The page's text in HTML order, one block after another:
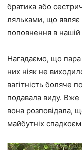
братика або
ляльками, що
поповнення в нашій
Нагадаємо, що пара
них ніяк не
вагітність боляче
подавала виду. Вже
вона розповідала,
майбутніх